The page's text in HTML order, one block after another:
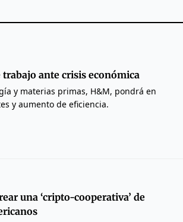
ante crisis económica
y materias primas, H&M, pondrá en
y aumento de eficiencia.
una ‘cripto-cooperativa’ de